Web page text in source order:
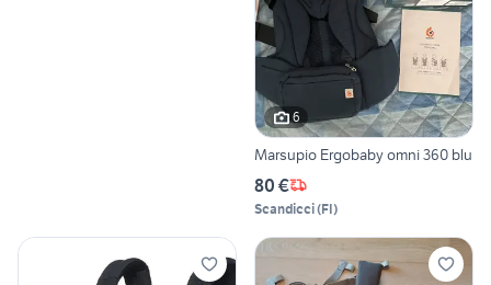
6
Marsupio Ergobaby omni 360 blu
80 €
Scandicci(FI)